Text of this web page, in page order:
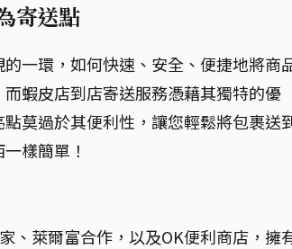
寄送點
一環，如何快速、安全、便捷地將商
蝦皮店到店寄送服務憑藉其獨特的優
莫過於其便利性，讓您輕鬆將包裹送
樣簡單！
、萊爾富合作，以及OK便利商店，擁